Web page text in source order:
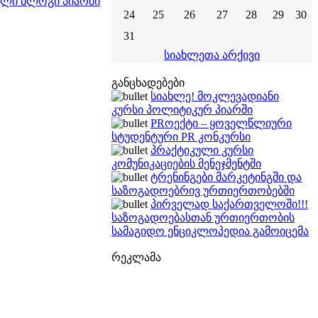
24
25 26 27 28 29
30
31
სიახლეთა არქივი
განცხადებები
სიახლე! მოკლევადიანი
კურსი პოლიტიკურ პიარში
PRოექტი – ყოველწლიური
სტუდენტური PR კონკურსი
პრაქტიკული კურსი
კომუნიკაციების მენეჯმენტში
ტრენინგები მარკეტინგში და
საზოგადოებრივ ურთიერთობებში
პირველად საქართველოში!!!
საზოგადოებასთან ურთიერთობის
სამაგიდო ენციკლოპედია გამოიცემა
რეკლამა